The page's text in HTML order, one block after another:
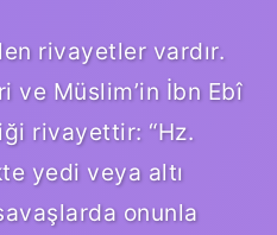
rivayetler vardır.
ve Müslim’in İbn Ebî
rivayettir: “Hz.
yedi veya altı
onunla